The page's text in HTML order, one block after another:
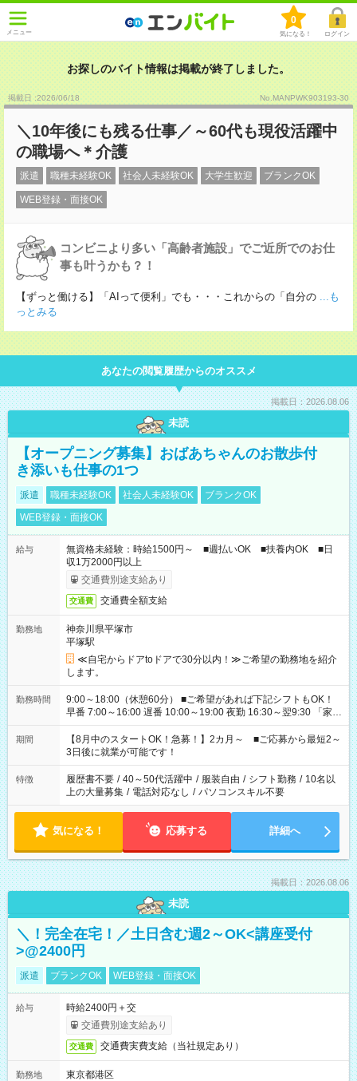
メニュー
0
気になる！ ログイン
お探しのバイト情報は掲載が終了しました。
掲載日 :2026/06/18 No.MANPWK903193-30
＼10年後にも残る仕事／～60代も現役活躍中
の職場へ＊介護
派遣 職種未経験OK 社会人未経験OK 大学生歓迎 ブランクOK
WEB登録・面接OK
コンビニより多い「高齢者施設」でご近所でのお仕
事も叶うかも？！
【ずっと働ける】「AIって便利」でも・・・これからの「自分の ...も
っとみる
あなたの閲覧履歴からのオススメ
掲載日：2026.08.06
未読
【オープニング募集】おばあちゃんのお散歩付
き添いも仕事の1つ
派遣 職種未経験OK 社会人未経験OK
ブランクOK
WEB登録・面接OK
給与
無資格未経験：時給1500円～ ■週払いOK ■扶養内OK ■日
収1万2000円以上
交通費別途支給あり
交通費 交通費全額支給
勤務地
神奈川県平塚市
平塚駅
≪自宅からドアtoドアで30分以内！≫ご希望の勤務地を紹介
します。
勤務時間
9:00～18:00（休憩60分） ■ご希望があれば下記シフトもOK！
早番 7:00～16:00 遅番 10:00～19:00 夜勤 16:30～翌9:30 「家族
と休みを合わせたい」 「余裕を持って夕飯の準備がしたい」
「できれば残業はしたくない」 など、ご希望を教えてください
ね。 ※Wワーク希望の方へ 今ご覧のお仕事で希望する勤務時間
と、もう1つのお仕事の勤務時間。 合計で週40時間を超える場
合は応募できません。
期間
【8月中のスタートOK！急募！】2カ月～ ■ご応募から最短2～
3日後に就業が可能です！
特徴 履歴書不要 / 40～50代活躍中 / 服装自由 / シフト勤務 / 10名以
上の大量募集 / 電話対応なし / パソコンスキル不要
気になる！ 応募する 詳細へ
掲載日：2026.08.06
未読
＼！完全在宅！／土日含む週2～OK<講座受付
>@2400円
派遣 ブランクOK WEB登録・面接OK
給与
時給2400円＋交
交通費別途支給あり
交通費 交通費実費支給（当社規定あり）
勤務地
東京都港区